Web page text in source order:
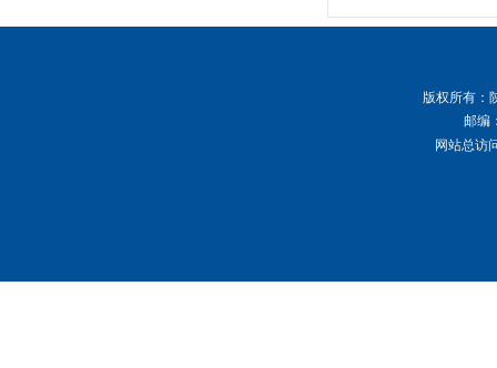
版权所有：
邮编
网站总